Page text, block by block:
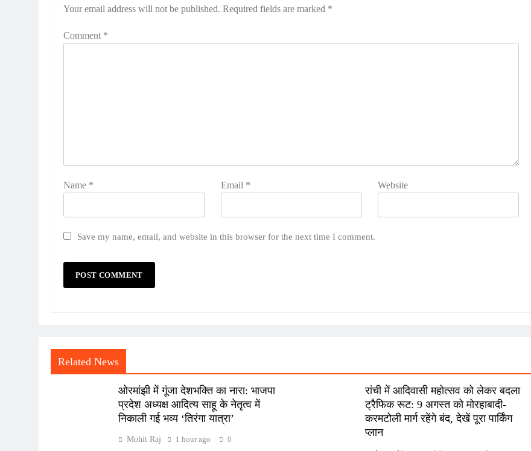
Your email address will not be published. Required fields are marked *
Comment *
Name * Email * Website
Save my name, email, and website in this browser for the next time I comment.
Related News
ओरमांझी में गूंजा देशभक्ति का नारा: भाजपा
प्रदेश अध्यक्ष आदित्य साहू के नेतृत्व में
निकाली गई भव्य ‘तिरंगा यात्रा’
Mohit Raj 1 hour ago 0
रांची में आदिवासी महोत्सव को लेकर बदला
ट्रैफिक रूट: 9 अगस्त को मोरहाबादी-
करमटोली मार्ग रहेंगे बंद, देखें पूरा पार्किंग
प्लान